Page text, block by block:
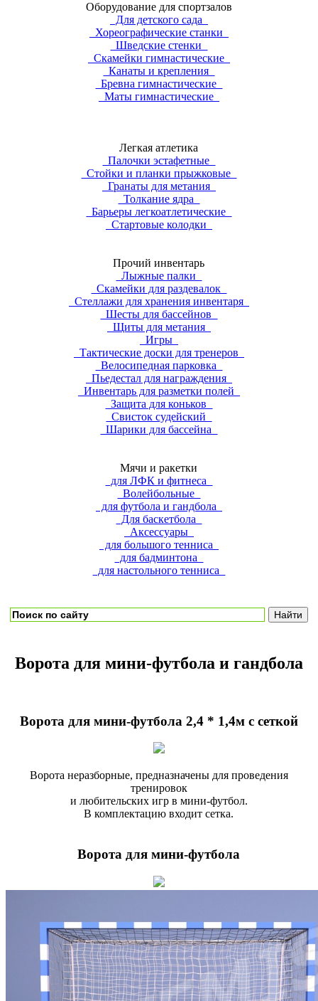
Оборудование для спортзалов
Для детского сада
Хореографические станки
Шведские стенки
Скамейки гимнастические
Канаты и крепления
Бревна гимнастические
Маты гимнастические
Легкая атлетика
Палочки эстафетные
Стойки и планки прыжковые
Гранаты для метания
Толкание ядра
Барьеры легкоатлетические
Стартовые колодки
Прочий инвентарь
Лыжные палки
Скамейки для раздевалок
Стеллажи для хранения инвентаря
Шесты для бассейнов
Щиты для метания
Игры
Тактические доски для тренеров
Велосипедная парковка
Пьедестал для награждения
Инвентарь для разметки полей
Защита для коньков
Свисток судейский
Шарики для бассейна
Мячи и ракетки
для ЛФК и фитнеса
Волейбольные
для футбола и гандбола
Для баскетбола
Аксессуары
для большого тенниса
для бадминтона
для настольного тенниса
Ворота для мини-футбола и гандбола
Ворота для мини-футбола 2,4 * 1,4м с сеткой
Ворота неразборные, предназначены для проведения
тренировок
и любительских игр в мини-футбол.
В комплектацию входит сетка.
Ворота для мини-футбола